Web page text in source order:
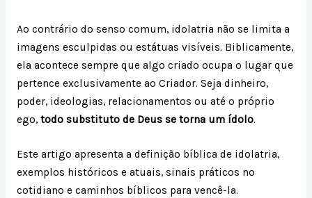
Ao contrário do senso comum, idolatria não se limita a
imagens esculpidas ou estátuas visíveis. Biblicamente,
ela acontece sempre que algo criado ocupa o lugar que
pertence exclusivamente ao Criador. Seja dinheiro,
poder, ideologias, relacionamentos ou até o próprio
ego, todo substituto de Deus se torna um ídolo.
Este artigo apresenta a definição bíblica de idolatria,
exemplos históricos e atuais, sinais práticos no
cotidiano e caminhos bíblicos para vencê-la.